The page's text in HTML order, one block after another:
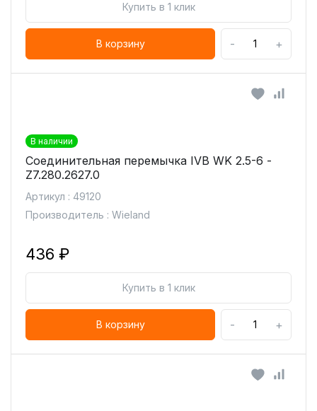
Купить в 1 клик
В корзину - +
В наличии
Соединительная перемычка IVB WK 2.5-6 -
Z7.280.2627.0
Артикул : 49120
Производитель : Wieland
436 ₽
Купить в 1 клик
В корзину - +